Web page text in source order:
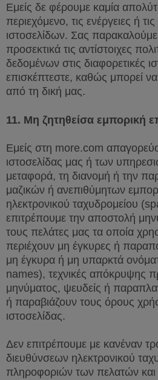
Εμείς δε φέρουμε καμία
περιεχόμενο, τις ενέργειες ή
ιστοσελίδων. Σας
προσεκτικά τις αντίστοιχες
δεδομένων στις διαφορετικές
επισκέπτεστε, καθώς μπορεί
από τη δική μας.
11. Μη ζητηθείσα εμπορική
Εμείς στη more.com
ιστοσελίδας μας ή των
μεταφορά, τη διανομή ή την
μαζικών ή ανεπιθύμητων
ηλεκτρονικού ταχυδρομείου (
επιτρέπουμε την αποστολή
τους πελάτες μας τα οποία
περιέχουν μη έγκυρες ή
μη έγκυρα ή μη υπαρκτά
names), τεχνικές απόκρυψης
μηνύματος, ψευδείς ή
ή παραβιάζουν τους όρους
ιστοσελίδας.
Δεν επιτρέπουμε με κανέναν
διευθύνσεων ηλεκτρονικού
πληροφοριών των πελατών